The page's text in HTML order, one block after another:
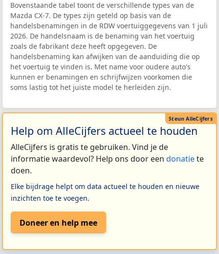
Bovenstaande tabel toont de verschillende types van de
Mazda CX-7. De types zijn geteld op basis van de
handelsbenamingen in de RDW voertuiggegevens van 1 juli
2026. De handelsnaam is de benaming van het voertuig
zoals de fabrikant deze heeft opgegeven. De
handelsbenaming kan afwijken van de aanduiding die op
het voertuig te vinden is. Met name voor oudere auto's
kunnen er benamingen en schrijfwijzen voorkomen die
soms lastig tot het juiste model te herleiden zijn.
Help om AlleCijfers actueel te houden
AlleCijfers is gratis te gebruiken. Vind je de
informatie waardevol? Help ons door een donatiete
doen.
Elke bijdrage helpt om data actueel te houden en nieuwe
inzichten toe te voegen.
Doneer en help mee